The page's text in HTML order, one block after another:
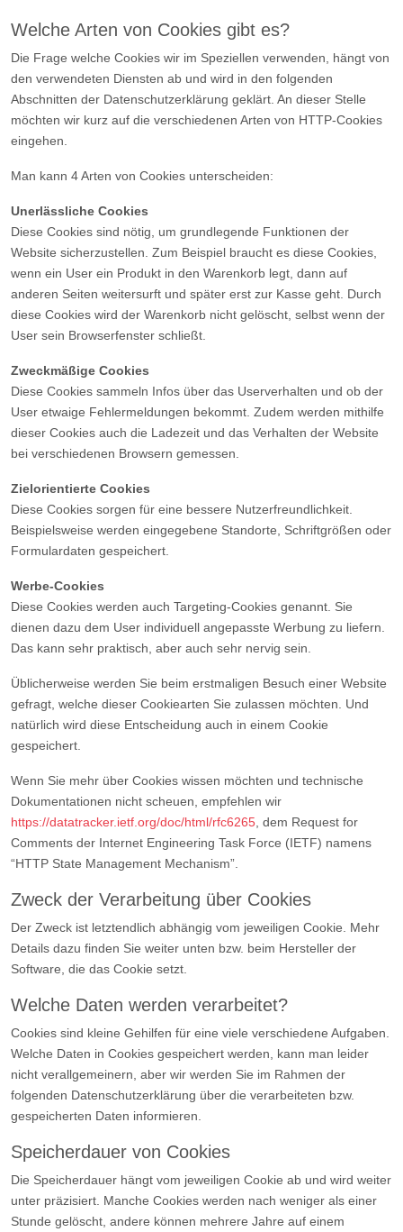
Welche Arten von Cookies gibt es?
Die Frage welche Cookies wir im Speziellen verwenden, hängt von
den verwendeten Diensten ab und wird in den folgenden
Abschnitten der Datenschutzerklärung geklärt. An dieser Stelle
möchten wir kurz auf die verschiedenen Arten von HTTP-Cookies
eingehen.
Man kann 4 Arten von Cookies unterscheiden:
Unerlässliche Cookies
Diese Cookies sind nötig, um grundlegende Funktionen der
Website sicherzustellen. Zum Beispiel braucht es diese Cookies,
wenn ein User ein Produkt in den Warenkorb legt, dann auf
anderen Seiten weitersurft und später erst zur Kasse geht. Durch
diese Cookies wird der Warenkorb nicht gelöscht, selbst wenn der
User sein Browserfenster schließt.
Zweckmäßige Cookies
Diese Cookies sammeln Infos über das Userverhalten und ob der
User etwaige Fehlermeldungen bekommt. Zudem werden mithilfe
dieser Cookies auch die Ladezeit und das Verhalten der Website
bei verschiedenen Browsern gemessen.
Zielorientierte Cookies
Diese Cookies sorgen für eine bessere Nutzerfreundlichkeit.
Beispielsweise werden eingegebene Standorte, Schriftgrößen oder
Formulardaten gespeichert.
Werbe-Cookies
Diese Cookies werden auch Targeting-Cookies genannt. Sie
dienen dazu dem User individuell angepasste Werbung zu liefern.
Das kann sehr praktisch, aber auch sehr nervig sein.
Üblicherweise werden Sie beim erstmaligen Besuch einer Website
gefragt, welche dieser Cookiearten Sie zulassen möchten. Und
natürlich wird diese Entscheidung auch in einem Cookie
gespeichert.
Wenn Sie mehr über Cookies wissen möchten und technische
Dokumentationen nicht scheuen, empfehlen wir
https://datatracker.ietf.org/doc/html/rfc6265 , dem Request for
Comments der Internet Engineering Task Force (IETF) namens
“HTTP State Management Mechanism”.
Zweck der Verarbeitung über Cookies
Der Zweck ist letztendlich abhängig vom jeweiligen Cookie. Mehr
Details dazu finden Sie weiter unten bzw. beim Hersteller der
Software, die das Cookie setzt.
Welche Daten werden verarbeitet?
Cookies sind kleine Gehilfen für eine viele verschiedene Aufgaben.
Welche Daten in Cookies gespeichert werden, kann man leider
nicht verallgemeinern, aber wir werden Sie im Rahmen der
folgenden Datenschutzerklärung über die verarbeiteten bzw.
gespeicherten Daten informieren.
Speicherdauer von Cookies
Die Speicherdauer hängt vom jeweiligen Cookie ab und wird weiter
unter präzisiert. Manche Cookies werden nach weniger als einer
Stunde gelöscht, andere können mehrere Jahre auf einem